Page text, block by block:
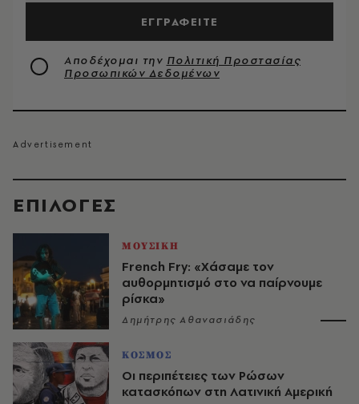
EΠΙΛΟΓΈΣ
ΜΟΥΣΙΚΗ
French Fry: «Χάσαμε τον
αυθορμητισμό στο να παίρνουμε
ρίσκα»
Δημήτρης Αθανασιάδης
ΚΟΣΜΟΣ
Οι περιπέτειες των Ρώσων
κατασκόπων στη Λατινική Αμερική
ΕΓΓΡΑΦΕΙΤΕ
Αποδέχομαι την Πολιτική Προστασίας
Προσωπικών Δεδομένων